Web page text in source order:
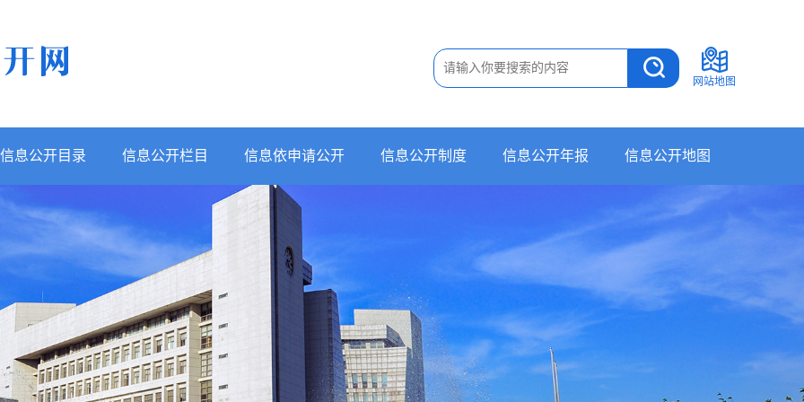
网站地图
信息公开目录 信息公开栏目 信息依申请公开 信息公开制度 信息公开年报 信息公开地图